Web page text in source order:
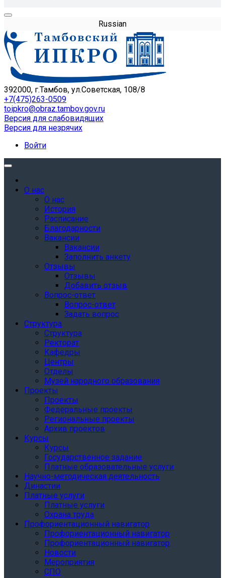
Russian
392000, г.Тамбов, ул.Советская, 108/8
+7(475)263-0509
toipkro@obraz.tambov.gov.ru
Версия для слабовидящих
Версия для незрячих
Войти
О нас
О нас
История
Расписание
Благодарности
Вакансии
Вакансии
Заполнить анкету
Отзывы
Отзывы
Добавить отзыв
Вопрос-ответ
Вопрос-ответ
Задать вопрос
Структура
Структура
Ректорат
Кафедры
Центры
Отделы
Музей народного образования
Проекты
Проекты
Федеральные проекты
Региональные проекты
Архив проектов
Курсы
Курсы
Государственное задание
Платные образовательные услуги
Научно-методическая деятельность
Династии
Платные услуги
Платные услуги
Охрана труда
Профориентационный навигатор
Профориентационный навигатор
Профориентационный навигатор
Новости
Мероприятия
СПО